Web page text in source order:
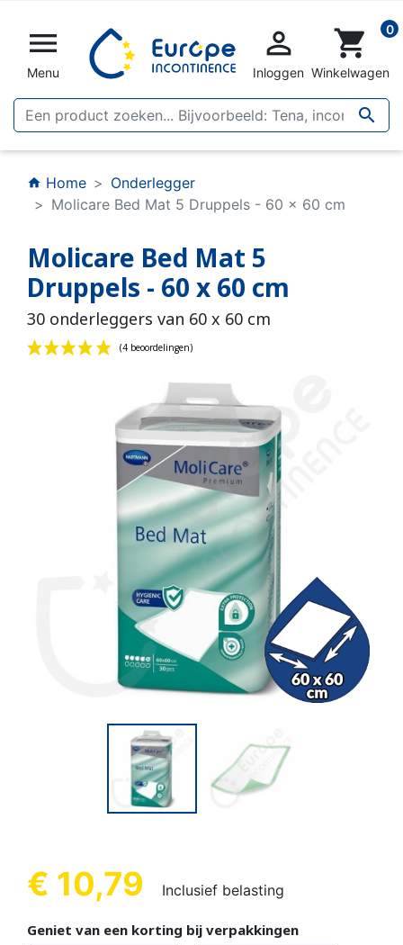

Menu


Inloggen
shopping_cart 0
Winkelwagen
home Home
Onderlegger
Molicare Bed Mat 5 Druppels - 60 x 60 cm
Molicare Bed Mat 5
Druppels - 60 x 60 cm
30 onderleggers van 60 x 60 cm
(4 beoordelingen)
€ 10,79 Inclusief belasting
Geniet van een korting bij verpakkingen